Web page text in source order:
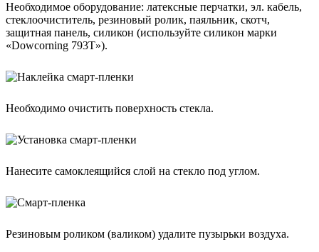
Необходимое оборудование: латексные перчатки, эл. кабель,
стеклоочиститель, резиновый ролик, паяльник, скотч,
защитная панель, силикон (используйте силикон марки
«Dowcorning 793T»).
Необходимо очистить поверхность стекла.
Нанесите самоклеящийся слой на стекло под углом.
Резиновым роликом (валиком) удалите пузырьки воздуха.